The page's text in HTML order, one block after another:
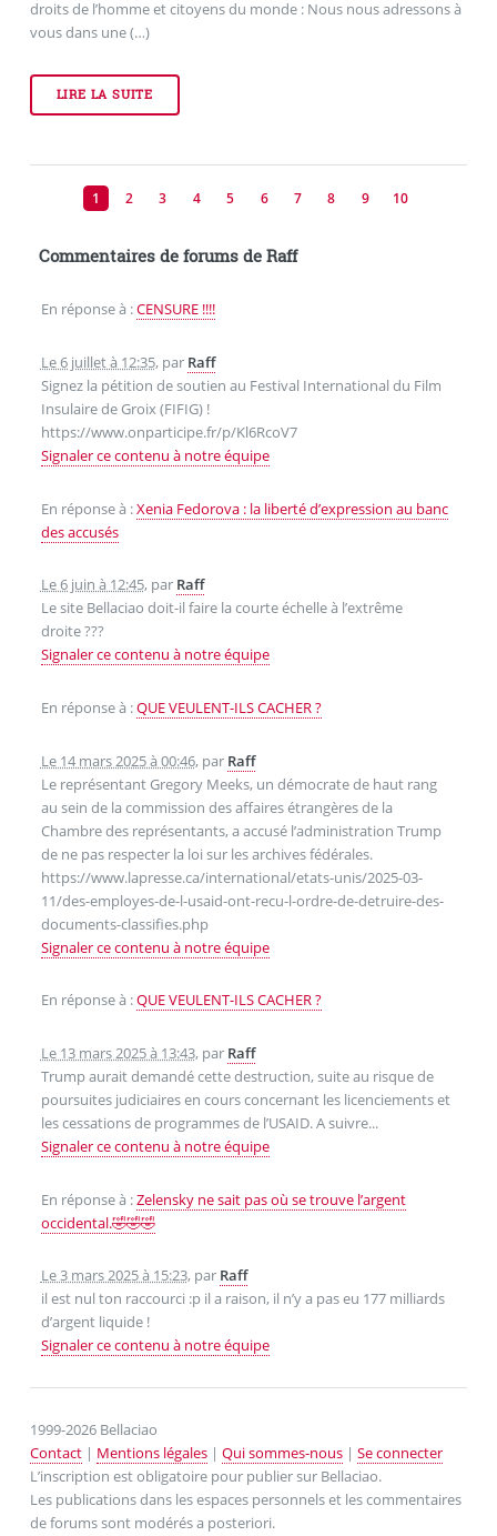
droits de l’homme et citoyens du monde : Nous nous adressons à
vous dans une (…)
LIRE LA SUITE
1 2 3 4 5 6 7 8 9 10
Commentaires de forums de Raff
En réponse à :CENSURE !!!!
Le 6 juillet à 12:35, par Raff
Signez la pétition de soutien au Festival International du Film
Insulaire de Groix (FIFIG) !
https://www.onparticipe.fr/p/Kl6RcoV7
Signaler ce contenu à notre équipe
En réponse à :Xenia Fedorova : la liberté d’expression au banc
des accusés
Le 6 juin à 12:45, par Raff
Le site Bellaciao doit-il faire la courte échelle à l’extrême
droite ???
Signaler ce contenu à notre équipe
En réponse à :QUE VEULENT-ILS CACHER ?
Le 14 mars 2025 à 00:46, par Raff
Le représentant Gregory Meeks, un démocrate de haut rang
au sein de la commission des affaires étrangères de la
Chambre des représentants, a accusé l’administration Trump
de ne pas respecter la loi sur les archives fédérales.
https://www.lapresse.ca/international/etats-unis/2025-03-
11/des-employes-de-l-usaid-ont-recu-l-ordre-de-detruire-des-
documents-classifies.php
Signaler ce contenu à notre équipe
En réponse à :QUE VEULENT-ILS CACHER ?
Le 13 mars 2025 à 13:43, par Raff
Trump aurait demandé cette destruction, suite au risque de
poursuites judiciaires en cours concernant les licenciements et
les cessations de programmes de l’USAID. A suivre...
Signaler ce contenu à notre équipe
En réponse à :Zelensky ne sait pas où se trouve l’argent
occidental.🤣🤣🤣
Le 3 mars 2025 à 15:23, par Raff
il est nul ton raccourci :p il a raison, il n’y a pas eu 177 milliards
d’argent liquide !
Signaler ce contenu à notre équipe
1999-2026 Bellaciao
Contact| Mentions légales| Qui sommes-nous| Se connecter
L’inscription est obligatoire pour publier sur Bellaciao.
Les publications dans les espaces personnels et les commentaires
de forums sont modérés a posteriori.